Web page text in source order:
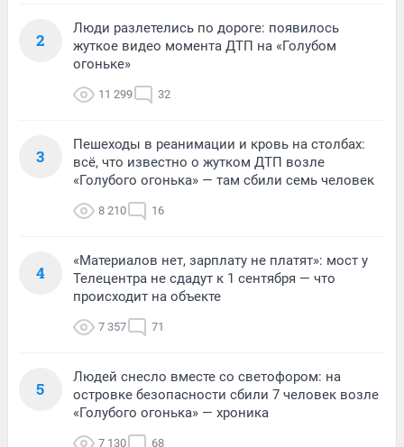
2
Люди разлетелись по дороге: появилось
жуткое видео момента ДТП на «Голубом
огоньке»
11 299 32
3
Пешеходы в реанимации и кровь на столбах:
всё, что известно о жутком ДТП возле
«Голубого огонька» — там сбили семь человек
8 210 16
4
«Материалов нет, зарплату не платят»: мост у
Телецентра не сдадут к 1 сентября — что
происходит на объекте
7 357 71
5
Людей снесло вместе со светофором: на
островке безопасности сбили 7 человек возле
«Голубого огонька» — хроника
7 130 68